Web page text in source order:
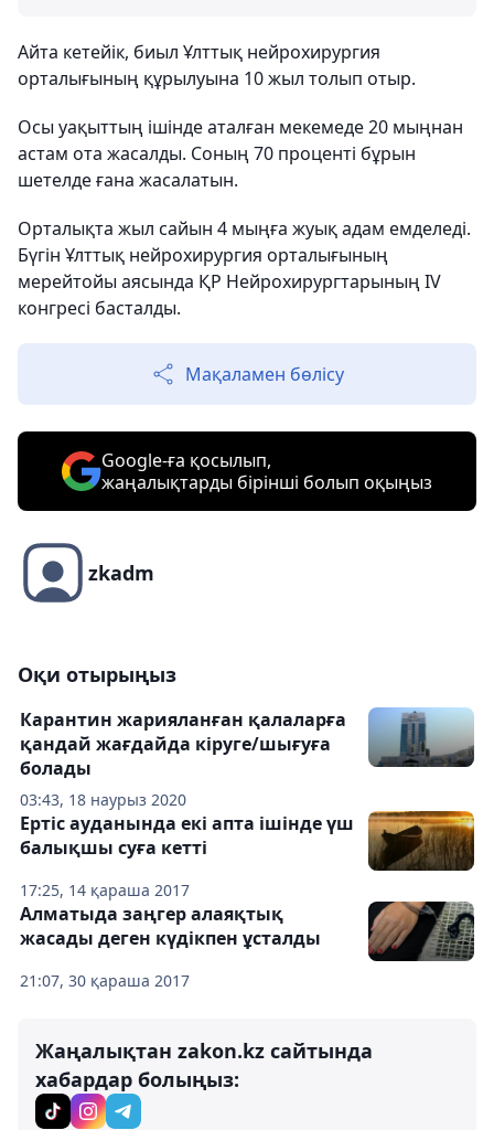
Айта кетейік, биыл Ұлттық нейроxирургия
орталығының құрылуына 10 жыл толып отыр.
Осы уақыттың ішінде аталған мекемеде 20 мыңнан
астам ота жасалды. Соның 70 проценті бұрын
шетелде ғана жасалатын.
Орталықта жыл сайын 4 мыңға жуық адам емделеді.
Бүгін Ұлттық нейроxирургия орталығының
мерейтойы аясында ҚР Нейроxирургтарының IV
конгресі басталды.
Мақаламен бөлісу
Google-ға қосылып,
жаңалықтарды бірінші болып оқыңыз
zkadm
Оқи отырыңыз
03:43, 18 наурыз 2020
Карантин жарияланған қалаларға
қандай жағдайда кіруге/шығуға
болады
17:25, 14 қараша 2017
Ертіс ауданында екі апта ішінде үш
балықшы суға кетті
21:07, 30 қараша 2017
Алматыда заңгер алаяқтық
жасады деген күдікпен ұсталды
Жаңалықтан zakon.kz сайтында
хабардар болыңыз: